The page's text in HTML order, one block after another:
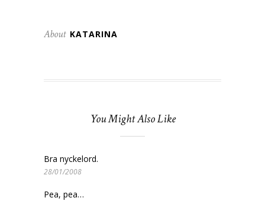
About KATARINA
You Might Also Like
Bra nyckelord.
28/01/2008
Pea, pea…